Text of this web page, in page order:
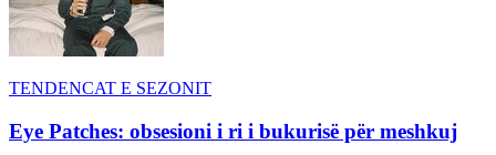
TENDENCAT E SEZONIT
Eye Patches: obsesioni i ri i bukurisë për meshkuj